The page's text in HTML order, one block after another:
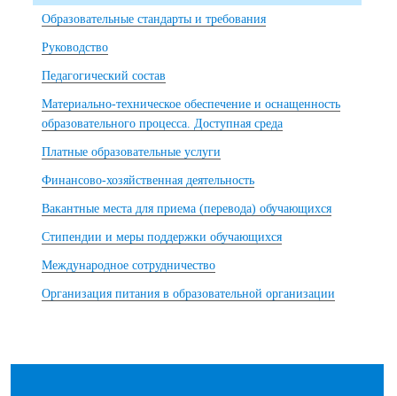
Образовательные стандарты и требования
Руководство
Педагогический состав
Материально-техническое обеспечение и оснащенность
образовательного процесса. Доступная среда
Платные образовательные услуги
Финансово-хозяйственная деятельность
Вакантные места для приема (перевода) обучающихся
Стипендии и меры поддержки обучающихся
Международное сотрудничество
Организация питания в образовательной организации